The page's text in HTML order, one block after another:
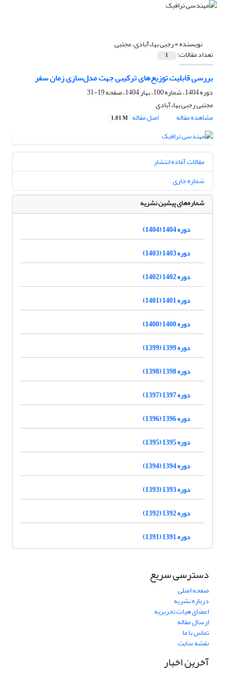
نویسنده =رجبی بهاءآبادی، مجتبی
تعداد مقالات: 1
بررسی قابلیت توزیع‌های ترکیبی جهت مدل‌سازی زمان سفر
دوره 1404، شماره 100، بهار 1404، صفحه
19-31
مجتبی رجبی بهاءآبادی
مشاهده مقاله
اصل مقاله 1.01 M
مقالات آماده انتشار
شماره جاری
شماره‌های پیشین نشریه
دوره 1404 (1404)
دوره 1403 (1403)
دوره 1402 (1402)
دوره 1401 (1401)
دوره 1400 (1400)
دوره 1399 (1399)
دوره 1398 (1398)
دوره 1397 (1397)
دوره 1396 (1396)
دوره 1395 (1395)
دوره 1394 (1394)
دوره 1393 (1393)
دوره 1392 (1392)
دوره 1391 (1391)
دسترسی سریع
صفحه اصلی
درباره نشریه
اعضای هیات تحریریه
ارسال مقاله
تماس با ما
نقشه سایت
آخرین اخبار